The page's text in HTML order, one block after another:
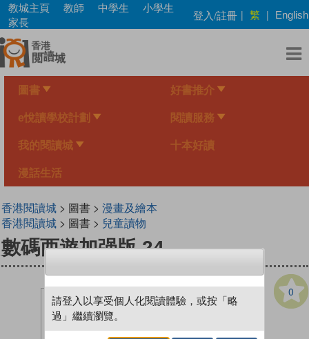
Skip
main
content
教城主頁 教師 中學生
小學生
家長
登入/註冊 | 繁 | English
圖書 好書推介
e悅讀學校計劃 閱讀服務
我的閱讀城 十本好讀
漫話生活
香港閱讀城> 圖書 > 漫畫及繪本
香港閱讀城> 圖書 > 兒童讀物
數碼西遊加强版 24
0
請登入以享受個人化閱讀體驗，或按「略
過」繼續瀏覽。